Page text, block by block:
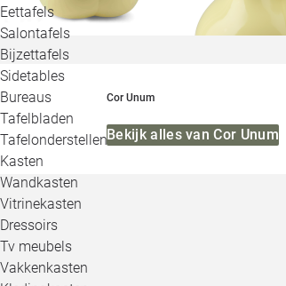
Eettafels
Salontafels
Bijzettafels
Sidetables
Bureaus
Tafelbladen
Tafelonderstellen
Kasten
Wandkasten
Vitrinekasten
Dressoirs
Tv meubels
Vakkenkasten
Cor Unum
Bekijk alles van Cor Unum